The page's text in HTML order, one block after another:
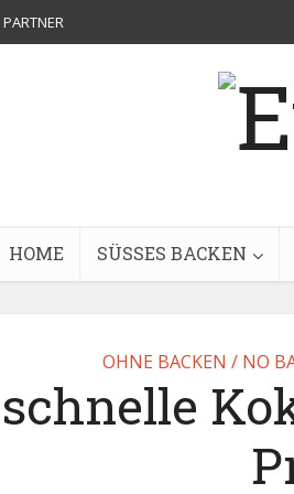
PARTNER
HOME SÜSSES BACKEN
OHNE BACKEN / NO
schnelle